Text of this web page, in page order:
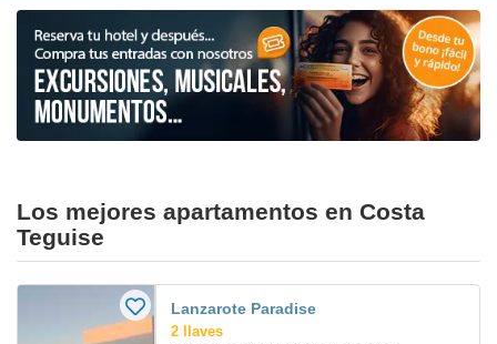
Los mejores apartamentos en Costa
Teguise
Lanzarote Paradise
2 llaves